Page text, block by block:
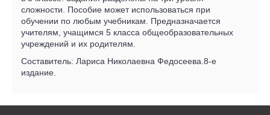
сложности. Пособие может использоваться при
обучении по любым учебникам. Предназначается
учителям, учащимся 5 класса общеобразовательных
учреждений и их родителям.
Составитель: Лариса Николаевна Федосеева.8-е
издание.